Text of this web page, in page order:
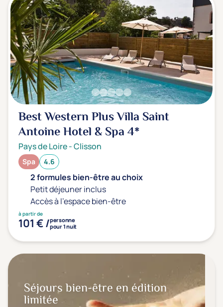
Best Western Plus Villa Saint
Antoine Hotel & Spa4*
Pays de Loire-Clisson
Spa 4.6
2 formules bien-être au choix
Petit déjeuner inclus
Accès à l'espace bien-être
à partir de
101 € /personne
pour 1 nuit
Séjours bien-être en édition
limitée